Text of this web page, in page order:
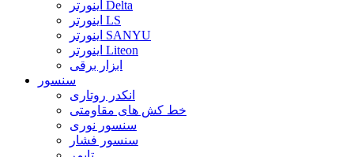
اینورتر Delta
اینورتر LS
اینورتر SANYU
اینورتر Liteon
ابزار برقی
سنسور
انکدر روتاری
خط کش های مقاومتی
سنسور نوری
سنسور فشار